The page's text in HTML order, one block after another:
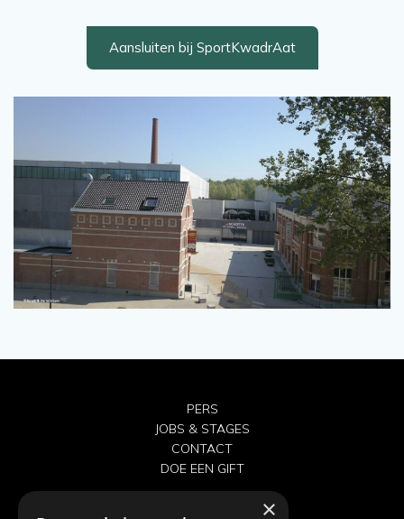
Aansluiten bij SportKwadrAat
PERS
JOBS & STAGES
CONTACT
DOE EEN GIFT
×